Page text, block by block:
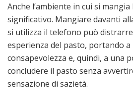
Anche l’ambiente in cui si
significativo. Mangiare davanti
si utilizza il telefono può
esperienza del pasto, portando
consapevolezza e, quindi, a una
concludere il pasto senza
sensazione di sazietà.